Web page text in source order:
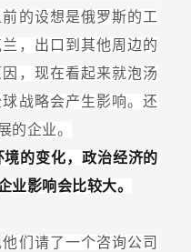
的设想是俄罗斯的工
，出口到其他周边的
，现在看起来就泡汤
战略会产生影响。还
的企业。
境的变化，政治经济的
业影响会比较大。
们请了一个咨询公司